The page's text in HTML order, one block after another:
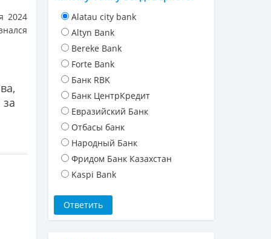
2024
Alatau city bank
Altyn Bank
Bereke Bank
Forte Bank
Банк RBK
Банк ЦентрКредит
Евразийский Банк
Отбасы банк
Народный Банк
Фридом Банк Казахстан
Kaspi Bank